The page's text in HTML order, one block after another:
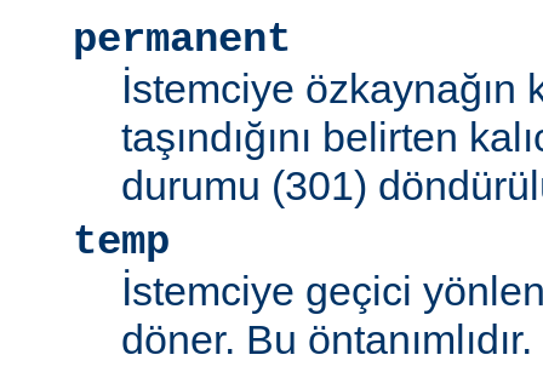
permanent
İstemciye özkaynağın
taşındığını belirten
durumu (301)
temp
İstemciye geçici
döner. Bu öntanımlıdır.